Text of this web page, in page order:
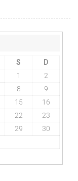
S
D
1
2
8
9
15
16
22
23
29
30